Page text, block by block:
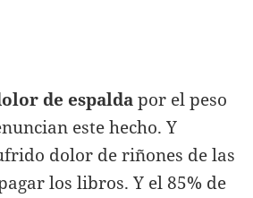
de espaldapor el peso
este hecho. Y
dolor de riñones de las
los libros. Y el 85% de